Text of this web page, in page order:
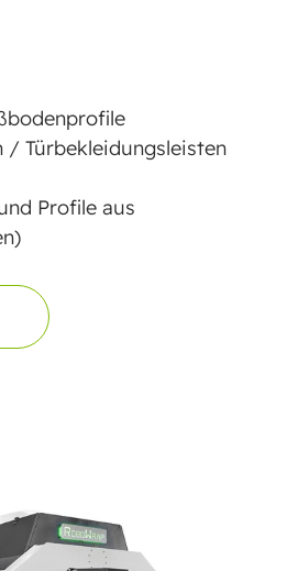
/ Türbekleidungsleisten
Profile aus